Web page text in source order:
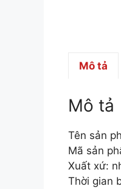
Mô tả
Mô tả
Tên sản
Mã sản
Xuất xứ:
Thời gian